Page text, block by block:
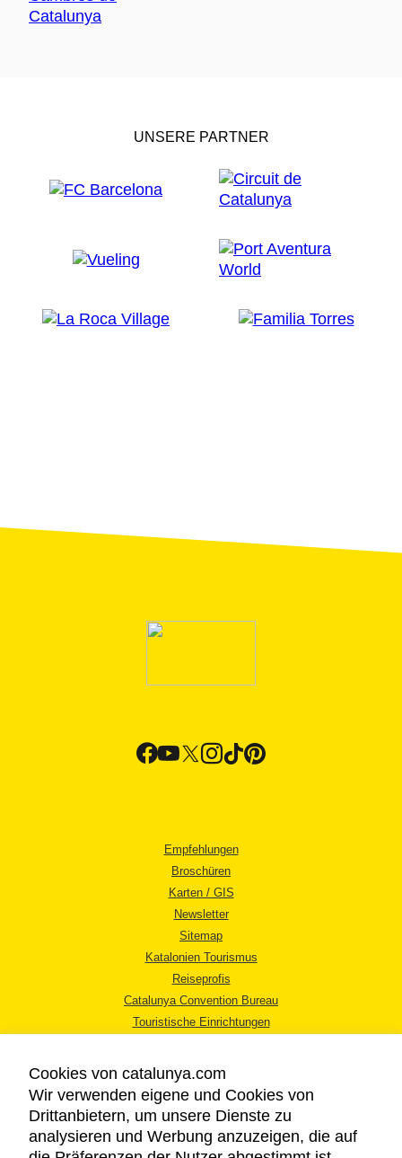
UNSERE PARTNER
Empfehlungen
Broschüren
Karten / GIS
Newsletter
Sitemap
Katalonien Tourismus
Reiseprofis
Catalunya Convention Bureau
Touristische Einrichtungen
Cookies von catalunya.com
Wir verwenden eigene und Cookies von
Drittanbietern, um unsere Dienste zu
analysieren und Werbung anzuzeigen, die auf